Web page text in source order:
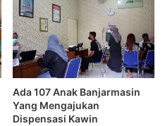
Ada 107 Anak Banjarmasin
Yang Mengajukan
Dispensasi Kawin